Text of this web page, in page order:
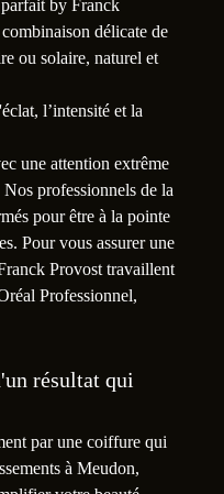
by Franck
délicate de
ou solaire, naturel et
l’intensité et la
une attention extrême
professionnels de la
pour être à la pointe
Pour vous assurer une
Provost travaillent
Professionnel,
résultat qui
par une coiffure qui
à Meudon,